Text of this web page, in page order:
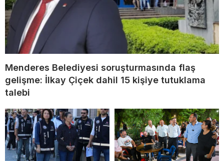
Menderes Belediyesi soruşturmasında flaş
gelişme: İlkay Çiçek dahil 15 kişiye tutuklama
talebi